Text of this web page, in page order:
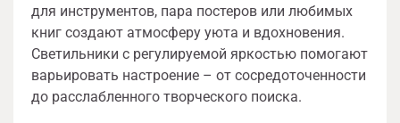
для инструментов, пара постеров или любимых
книг создают атмосферу уюта и вдохновения.
Светильники с регулируемой яркостью помогают
варьировать настроение – от сосредоточенности
до расслабленного творческого поиска.